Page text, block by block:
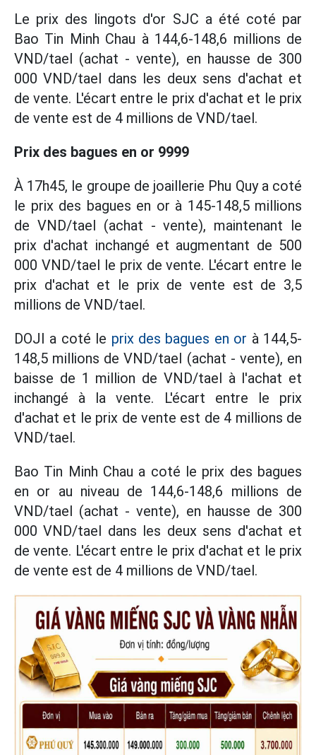
Le prix des lingots d'or SJC a été coté par
Bao Tin Minh Chau à 144,6-148,6 millions de
VND/tael (achat - vente), en hausse de 300
000 VND/tael dans les deux sens d'achat et
de vente. L'écart entre le prix d'achat et le prix
de vente est de 4 millions de VND/tael.
Prix des bagues en or 9999
À 17h45, le groupe de joaillerie Phu Quy a coté
le prix des bagues en or à 145-148,5 millions
de VND/tael (achat - vente), maintenant le
prix d'achat inchangé et augmentant de 500
000 VND/tael le prix de vente. L'écart entre le
prix d'achat et le prix de vente est de 3,5
millions de VND/tael.
DOJI a coté le prix des bagues en or à 144,5-
148,5 millions de VND/tael (achat - vente), en
baisse de 1 million de VND/tael à l'achat et
inchangé à la vente. L'écart entre le prix
d'achat et le prix de vente est de 4 millions de
VND/tael.
Bao Tin Minh Chau a coté le prix des bagues
en or au niveau de 144,6-148,6 millions de
VND/tael (achat - vente), en hausse de 300
000 VND/tael dans les deux sens d'achat et
de vente. L'écart entre le prix d'achat et le prix
de vente est de 4 millions de VND/tael.